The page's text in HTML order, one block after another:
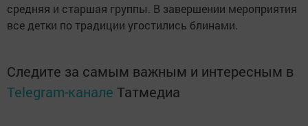
средняя и старшая группы. В завершении мероприятия
все детки по традиции угостились блинами.
Следите за самым важным и интересным в
Telegram-канале Татмедиа